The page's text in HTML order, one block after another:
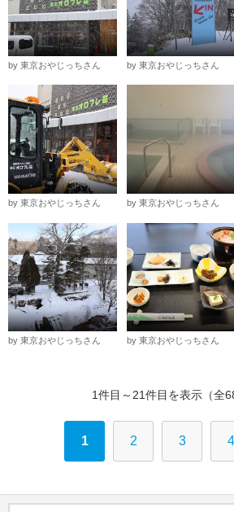
by 東京おやじっちさん by 東京おやじっちさん
by 東京おやじっちさん by 東京おやじっちさん
by 東京おやじっちさん by 東京おやじっちさん
1件目～21件目を表示（全
1 2 3 4